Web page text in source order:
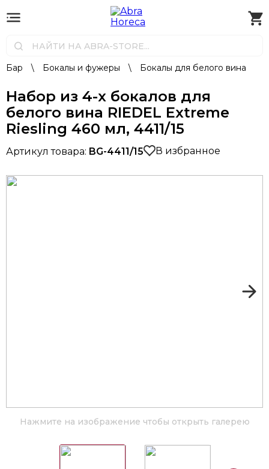
Бар \ Бокалы и фужеры \ Бокалы для белого вина
Набор из 4-х бокалов для
белого вина RIEDEL Extreme
Riesling 460 мл, 4411/15
Артикул товара: BG-4411/15 В избранное
Нажмите на изображение чтобы открыть галерею